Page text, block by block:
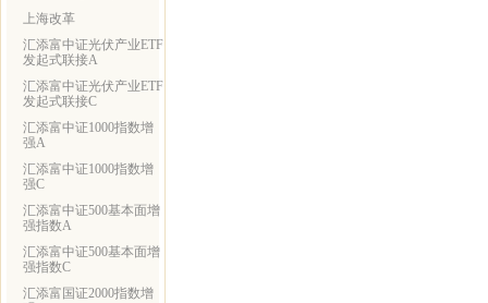
上海改革
汇添富中证光伏产业ETF
发起式联接A
汇添富中证光伏产业ETF
发起式联接C
汇添富中证1000指数增
强A
汇添富中证1000指数增
强C
汇添富中证500基本面增
强指数A
汇添富中证500基本面增
强指数C
汇添富国证2000指数增